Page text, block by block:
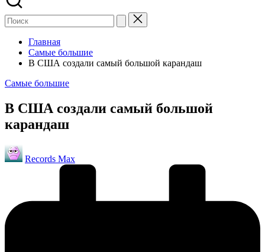
Главная
Самые большие
В США создали самый большой карандаш
Опубликовано
Самые большие
В США создали самый большой
карандаш
Запись
от
Records Max